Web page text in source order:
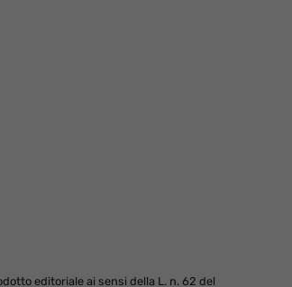
editoriale ai sensi della L. n. 62 del